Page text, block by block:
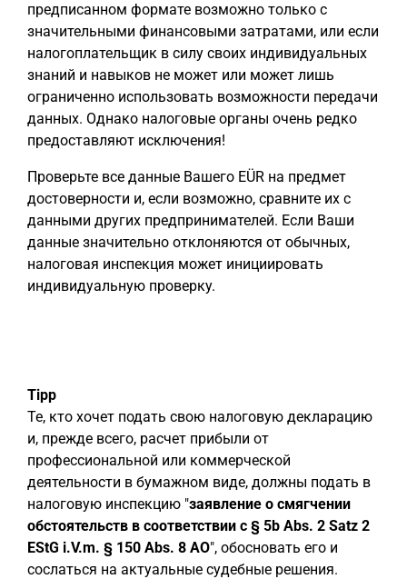
предписанном формате возможно только с
значительными финансовыми затратами, или если
налогоплательщик в силу своих индивидуальных
знаний и навыков не может или может лишь
ограниченно использовать возможности передачи
данных. Однако налоговые органы очень редко
предоставляют исключения!
Проверьте все данные Вашего EÜR на предмет
достоверности и, если возможно, сравните их с
данными других предпринимателей. Если Ваши
данные значительно отклоняются от обычных,
налоговая инспекция может инициировать
индивидуальную проверку.
Tipp
Те, кто хочет подать свою налоговую декларацию
и, прежде всего, расчет прибыли от
профессиональной или коммерческой
деятельности в бумажном виде, должны подать в
налоговую инспекцию "заявление о смягчении
обстоятельств в соответствии с § 5b Abs. 2 Satz 2
EStG i.V.m. § 150 Abs. 8 AO", обосновать его и
сослаться на актуальные судебные решения.